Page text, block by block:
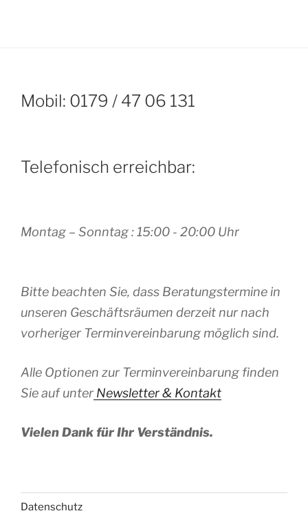
Mobil: 0179 / 47 06 131
Telefonisch erreichbar:
Montag – Sonntag : 15:00 - 20:00 Uhr
Bitte beachten Sie, dass Beratungstermine in
unseren Geschäftsräumen derzeit nur nach
vorheriger Terminvereinbarung möglich sind.
Alle Optionen zur Terminvereinbarung finden
Sie auf unter Newsletter & Kontakt
Vielen Dank für Ihr Verständnis.
Datenschutz